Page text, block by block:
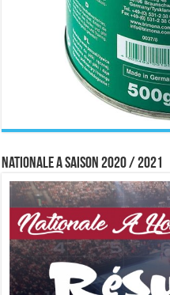
Nationale A saison 2020 / 2021